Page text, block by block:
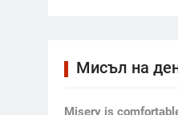
Мисъл на
Мisery is